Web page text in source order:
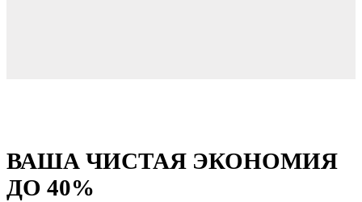
ВАША ЧИСТАЯ ЭКОНОМИЯ
ДО 40%